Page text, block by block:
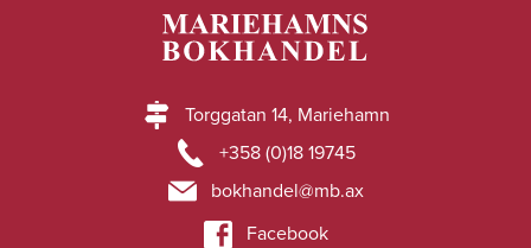
Torggatan 14, Mariehamn
+358 (0)18 19745
bokhandel@mb.ax
Facebook